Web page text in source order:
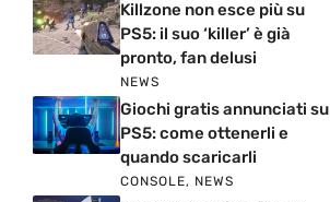
Killzone non esce più su
PS5: il suo ‘killer’ è già
pronto, fan delusi
NEWS
Giochi gratis annunciati su
PS5: come ottenerli e
quando scaricarli
CONSOLE, NEWS